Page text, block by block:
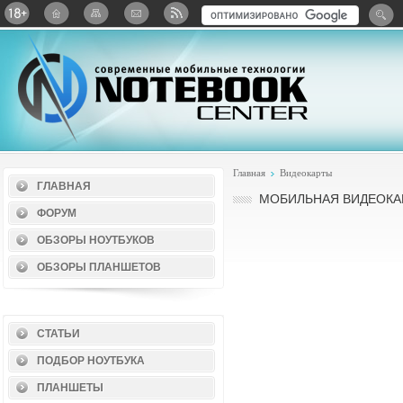
Twitter ВКонтактеGoogle+Яндекс: Каталог
ГЛАВНАЯ
ФОРУМ
ОБЗОРЫ НОУТБУКОВ
ОБЗОРЫ ПЛАНШЕТОВ
СТАТЬИ
ПОДБОР НОУТБУКА
ПЛАНШЕТЫ
Главная Видеокарты
МОБИЛЬНАЯ